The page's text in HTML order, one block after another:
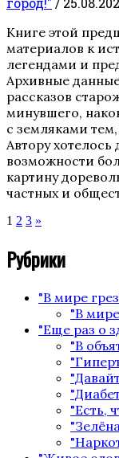
Книге этой
материалов к
легендами и
Архивные
рассказов
минувшего,
с земляками
Автору
возможности
картину
частных и
Пагинация
записей
Страница
1 Страница
2 Страница
3 »
Рубрики
"В мире
"В
"Еще раз о
"В
"Есть,